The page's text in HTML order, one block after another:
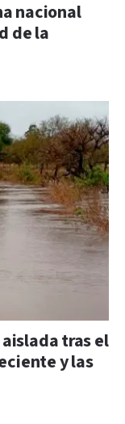
nacional
de la
tras el
y las